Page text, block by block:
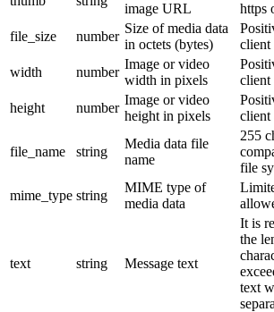
image URL
https
file_size
number
Size of media data
in octets (bytes)
client
width
number
Image or video
width in pixels
client
height
number
Image or video
height in pixels
client
file_name string
Media data file
name
255
file
mime_type string
MIME type of
media data
text string Message text
It is
the
text